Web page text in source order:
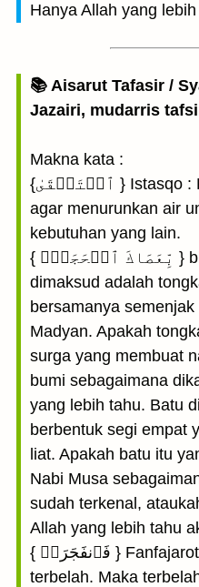
Hanya Allah yang
📚 Aisarut Tafasir /
Jazairi, mudarris
Makna kata :
{ٱسۡتَسۡقَىٰ } Istasqo : Permintaan kepada Allah
agar menurunkan air
kebutuhan yang lain.
{ بِّعَصَاكَ ٱلۡحَجَرَۖ } bi’ashookal hajar : Yang
dimaksud adalah
bersamanya
Madyan. Apakah
surga yang membuat
bumi sebagaimana
yang lebih tahu. Batu
berbentuk segi empat
liat. Apakah batu itu
Nabi Musa
sudah terkenal,
Allah yang lebih tahu
{ فَٱنفَجَرَتۡ } Fanfajarot : al-Infijar artinya adalah
terbelah. Maka